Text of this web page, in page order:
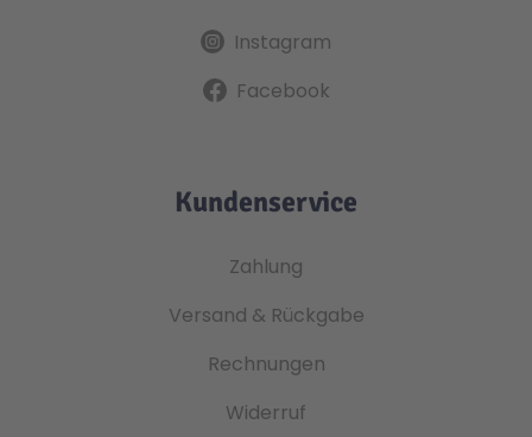
Instagram
Facebook
Kundenservice
Zahlung
Versand & Rückgabe
Rechnungen
Widerruf